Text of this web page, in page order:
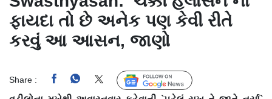
ફાયદા તો છે અનેક પણ કેવી રીતે
કરવું આ આસન, જાણો
Share : Follow Us